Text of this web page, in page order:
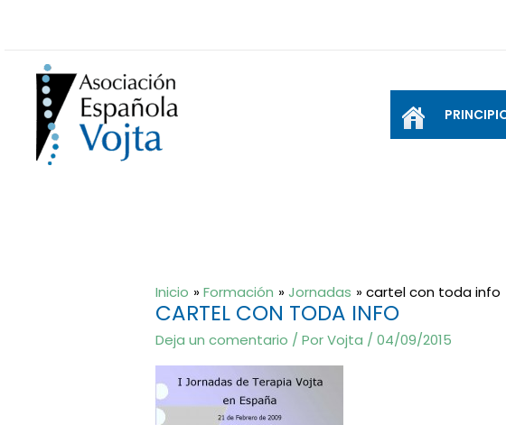
Inicio Formación Jornadas cartel con toda info
CARTEL CON TODA INFO
Deja un comentario / PorVojta /04/09/2015